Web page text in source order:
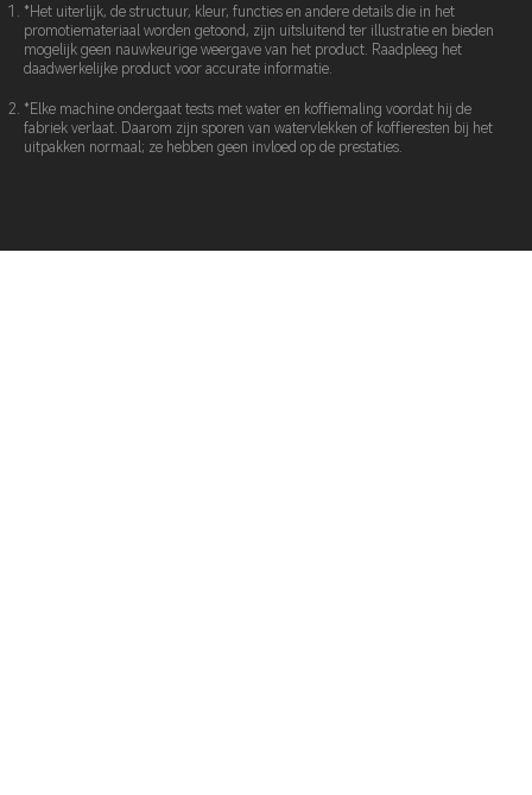
*Het uiterlijk, de structuur, kleur, functies en andere details die in het
promotiemateriaal worden getoond, zijn uitsluitend ter illustratie en bieden
mogelijk geen nauwkeurige weergave van het product. Raadpleeg het
daadwerkelijke product voor accurate informatie.
*Elke machine ondergaat tests met water en koffiemaling voordat hij de
fabriek verlaat. Daarom zijn sporen van watervlekken of koffieresten bij het
uitpakken normaal; ze hebben geen invloed op de prestaties.